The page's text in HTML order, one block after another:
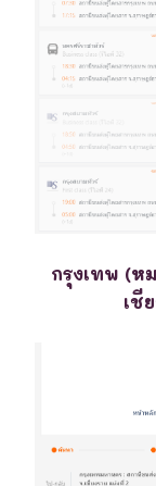
กรุงเทพ (ห
เชี